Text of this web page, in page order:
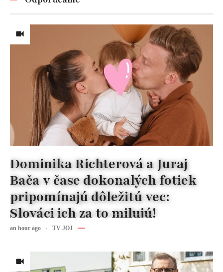
Dominika Richterová a Juraj
Bača v čase dokonalých fotiek
pripomínajú dôležitú vec:
Slováci ich za to milujú!
an hour ago TV JOJ